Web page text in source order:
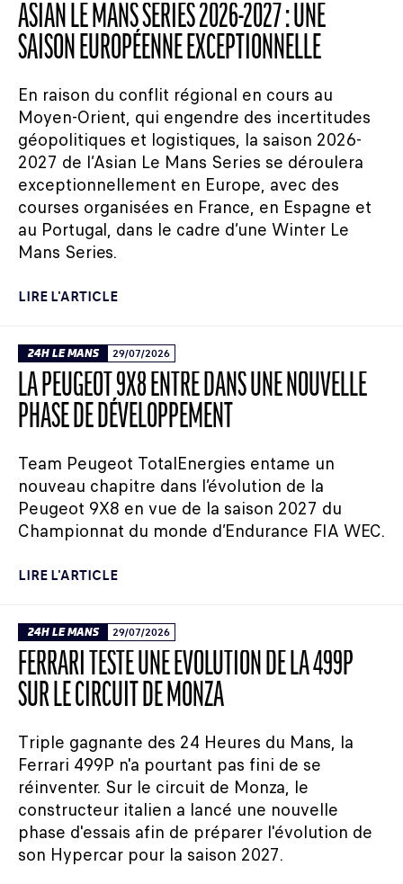
ASIAN LE MANS SERIES 2026-2027 : UNE
SAISON EUROPÉENNE EXCEPTIONNELLE
En raison du conflit régional en cours au
Moyen-Orient, qui engendre des incertitudes
géopolitiques et logistiques, la saison 2026-
2027 de l’Asian Le Mans Series se déroulera
exceptionnellement en Europe, avec des
courses organisées en France, en Espagne et
au Portugal, dans le cadre d’une Winter Le
Mans Series.
LIRE L'ARTICLE
24H LE MANS 29/07/2026
LA PEUGEOT 9X8 ENTRE DANS UNE NOUVELLE
PHASE DE DÉVELOPPEMENT
Team Peugeot TotalEnergies entame un
nouveau chapitre dans l’évolution de la
Peugeot 9X8 en vue de la saison 2027 du
Championnat du monde d’Endurance FIA WEC.
LIRE L'ARTICLE
24H LE MANS 29/07/2026
FERRARI TESTE UNE ÉVOLUTION DE LA 499P
SUR LE CIRCUIT DE MONZA
Triple gagnante des 24 Heures du Mans, la
Ferrari 499P n'a pourtant pas fini de se
réinventer. Sur le circuit de Monza, le
constructeur italien a lancé une nouvelle
phase d'essais afin de préparer l'évolution de
son Hypercar pour la saison 2027.